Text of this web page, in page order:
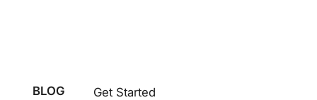
BLOG Get Started